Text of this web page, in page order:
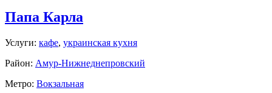
Папа Карла
Услуги: кафе, украинская кухня
Район: Амур-Нижнеднепровский
Метро: Вокзальная